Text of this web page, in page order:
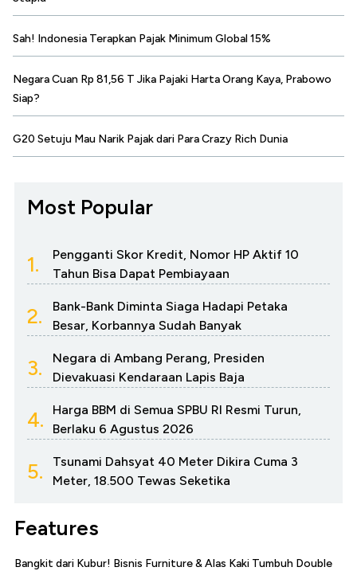
Sah! Indonesia Terapkan Pajak Minimum Global 15%
Negara Cuan Rp 81,56 T Jika Pajaki Harta Orang Kaya, Prabowo
Siap?
G20 Setuju Mau Narik Pajak dari Para Crazy Rich Dunia
Most Popular
1.
Pengganti Skor Kredit, Nomor HP Aktif 10
Tahun Bisa Dapat Pembiayaan
2.
Bank-Bank Diminta Siaga Hadapi Petaka
Besar, Korbannya Sudah Banyak
3.
Negara di Ambang Perang, Presiden
Dievakuasi Kendaraan Lapis Baja
4.
Harga BBM di Semua SPBU RI Resmi Turun,
Berlaku 6 Agustus 2026
5.
Tsunami Dahsyat 40 Meter Dikira Cuma 3
Meter, 18.500 Tewas Seketika
Features
Bangkit dari Kubur! Bisnis Furniture & Alas Kaki Tumbuh Double